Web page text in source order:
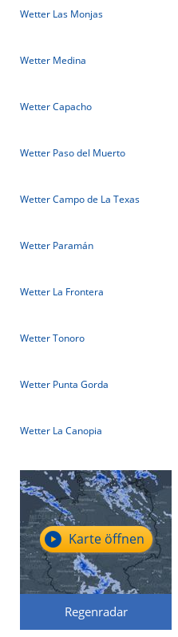
Wetter Las Monjas
Wetter Medina
Wetter Capacho
Wetter Paso del Muerto
Wetter Campo de La Texas
Wetter Paramán
Wetter La Frontera
Wetter Tonoro
Wetter Punta Gorda
Wetter La Canopia
Regenradar
Karte öffnen